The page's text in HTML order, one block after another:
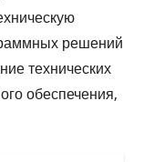
решений
технических
обеспечения,